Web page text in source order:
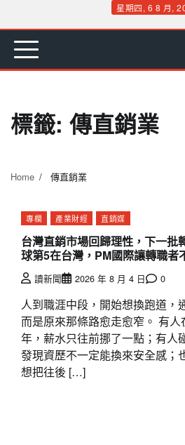
content
星期四, 6 8 月,
首 要 娛 生 社 文 公
標籤: 傳直銷業
Home 傳直銷業
專欄 產業財經 直銷媒
台灣直銷市場回歸理性，下一批
球第5在台灣，PM國際讓轉職者
讀新聞 2026 年 8 月 4 日 0
人到職涯中段，開始想換跑道，
而是原來那條路愈走愈窄。 有
年，薪水只往前挪了一點；有人
發現資歷不一定能換來安全感；
想把往後 […]